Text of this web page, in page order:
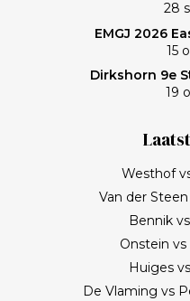
28
EMGJ 2026
15
Dirkshorn 9e
19
Westhof
Van der
Bennik
Onstein
Huiges
De Vlaming vs